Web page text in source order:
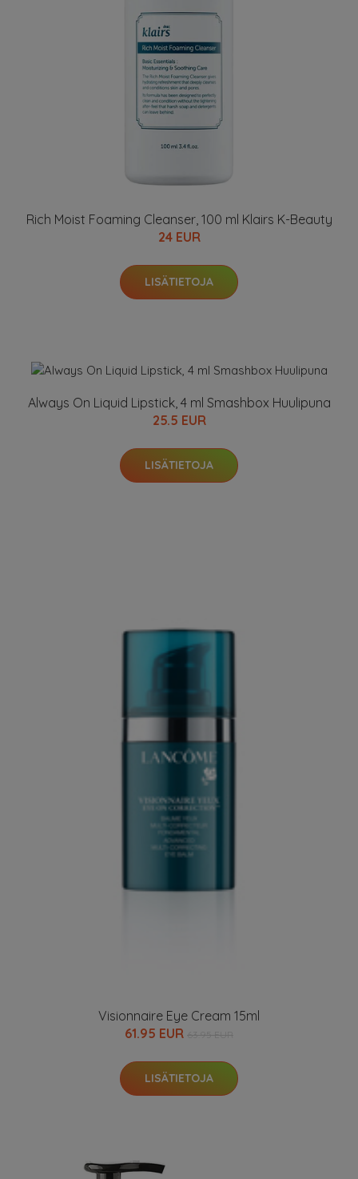
Rich Moist Foaming Cleanser, 100 ml Klairs K-Beauty
24 EUR
LISÄTIETOJA
Always On Liquid Lipstick, 4 ml Smashbox Huulipuna
25.5 EUR
LISÄTIETOJA
Visionnaire Eye Cream 15ml
61.95 EUR
LISÄTIETOJA